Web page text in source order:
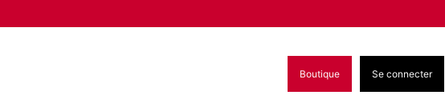
Boutique Se connecter